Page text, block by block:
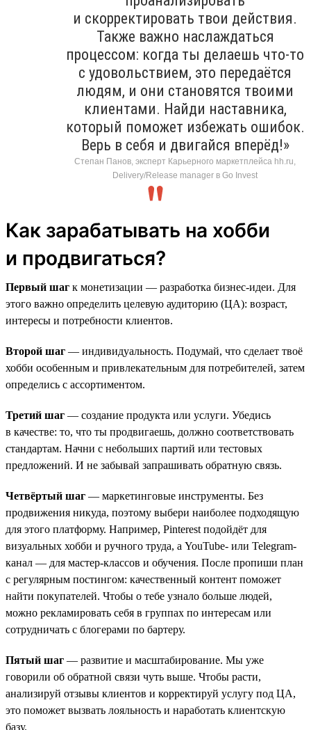
и скорректировать твои действия.
Также важно наслаждаться
процессом: когда ты делаешь что-то
с удовольствием, это передаётся
людям, и они становятся твоими
клиентами. Найди наставника,
который поможет избежать ошибок.
Верь в себя и двигайся вперёд!»
Степан Панов, эксперт Карьерного маркетплейса hh.ru,
Delivery/Release manager в Go Invest
Как зарабатывать на хобби
и продвигаться?
Первый шаг к монетизации — разработка бизнес-идеи. Для
этого важно определить целевую аудиторию (ЦА): возраст,
интересы и потребности клиентов.
Второй шаг — индивидуальность. Подумай, что сделает твоё
хобби особенным и привлекательным для потребителей, затем
определись с ассортиментом.
Третий шаг — создание продукта или услуги. Убедись
в качестве: то, что ты продвигаешь, должно соответствовать
стандартам. Начни с небольших партий или тестовых
предложений. И не забывай запрашивать обратную связь.
Четвёртый шаг — маркетинговые инструменты. Без
продвижения никуда, поэтому выбери наиболее подходящую
для этого платформу. Например, Pinterest подойдёт для
визуальных хобби и ручного труда, а YouTube- или Telegram-
канал — для мастер-классов и обучения. После пропиши план
с регулярным постингом: качественный контент поможет
найти покупателей. Чтобы о тебе узнало больше людей,
можно рекламировать себя в группах по интересам или
сотрудничать с блогерами по бартеру.
Пятый шаг — развитие и масштабирование. Мы уже
говорили об обратной связи чуть выше. Чтобы расти,
анализируй отзывы клиентов и корректируй услугу под ЦА,
это поможет вызвать лояльность и наработать клиентскую
базу.